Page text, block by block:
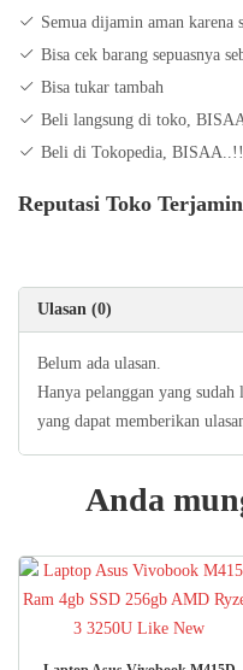
Semua dijamin aman karena
Bisa cek barang sepuasnya
Bisa tukar tambah
Beli langsung di toko,
Beli di Tokopedia,
Reputasi Toko Terjamin
Ulasan (0)
Belum ada ulasan.
Hanya pelanggan yang
yang dapat memberikan
Anda